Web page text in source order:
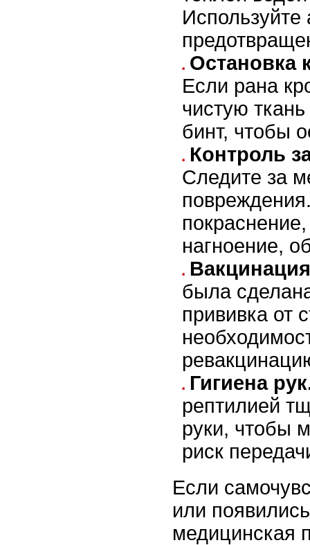
Используйте
Остановка
Если рана
чистую
бинт, чтобы
Контроль
Следите за
нагноение,
была
прививка от
Гигиена
рептилией
руки, чтобы
риск
Если
или
медицинская